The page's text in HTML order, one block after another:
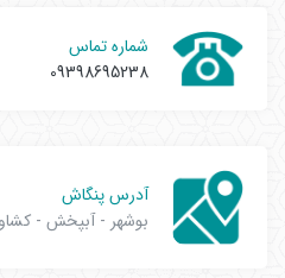
شماره تماس
09398695238
آدرس پنگاش
بوشهر - آبپخش -